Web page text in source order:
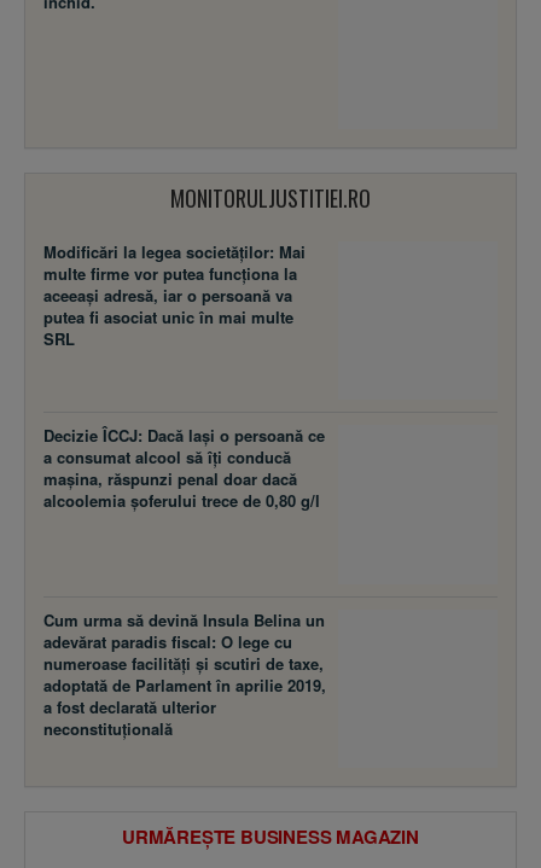
MONITORULJUSTITIEI.RO
Modificări la legea societăţilor: Mai
multe firme vor putea funcţiona la
aceeaşi adresă, iar o persoană va
putea fi asociat unic în mai multe
SRL
Decizie ÎCCJ: Dacă laşi o persoană ce
a consumat alcool să îţi conducă
maşina, răspunzi penal doar dacă
alcoolemia şoferului trece de 0,80 g/l
Cum urma să devină Insula Belina un
adevărat paradis fiscal: O lege cu
numeroase facilităţi şi scutiri de taxe,
adoptată de Parlament în aprilie 2019,
a fost declarată ulterior
neconstituţională
URMĂREȘTE BUSINESS MAGAZIN